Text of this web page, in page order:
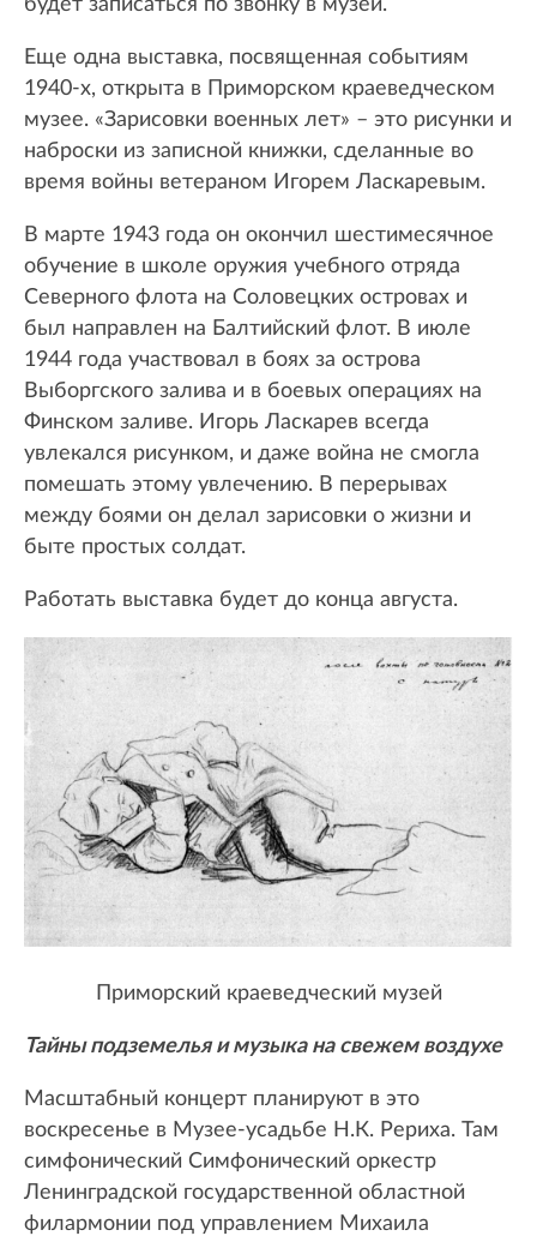
Еще одна выставка, посвященная событиям
1940-х, открыта в Приморском краеведческом
музее. «Зарисовки военных лет» – это рисунки и
наброски из записной книжки, сделанные во
время войны ветераном Игорем Ласкаревым.
В марте 1943 года он окончил шестимесячное
обучение в школе оружия учебного отряда
Северного флота на Соловецких островах и
был направлен на Балтийский флот. В июле
1944 года участвовал в боях за острова
Выборгского залива и в боевых операциях на
Финском заливе. Игорь Ласкарев всегда
увлекался рисунком, и даже война не смогла
помешать этому увлечению. В перерывах
между боями он делал зарисовки о жизни и
быте простых солдат.
Работать выставка будет до конца августа.
Приморский краеведческий музей
Тайны подземелья и музыка на свежем воздухе
Масштабный концерт планируют в это
воскресенье в Музее-усадьбе Н.К. Рериха. Там
симфонический Симфонический оркестр
Ленинградской государственной областной
филармонии под управлением Михаила